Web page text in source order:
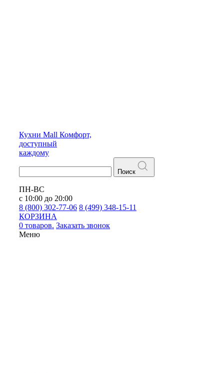
Кухни Mall Комфорт,
доступный
каждому
Поиск
ПН-ВС
с 10:00 до 20:00
8 (800) 302-77-06 8 (499) 348-15-11
КОРЗИНА
0 товаров. Заказать звонок
Меню